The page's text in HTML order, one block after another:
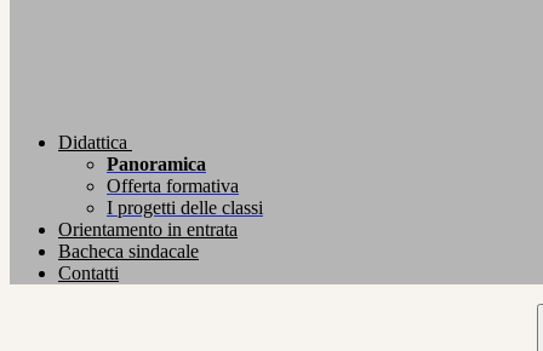
Didattica
Panoramica
Offerta formativa
I progetti delle classi
Orientamento in entrata
Bacheca sindacale
Contatti